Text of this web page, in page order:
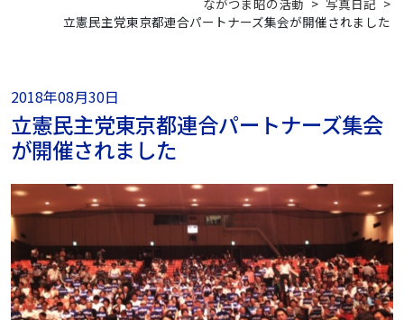
ながつま昭の活動 > 写真日記 >
立憲民主党東京都連合パートナーズ集会が開催されました
2018年08月30日
立憲民主党東京都連合パートナーズ集会
が開催されました